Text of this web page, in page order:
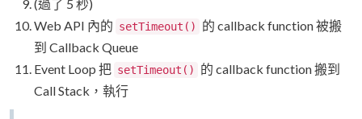
(過了 5 秒)
Web API 內的 setTimeout()
的 callback function 被搬
到 Callback Queue
Event Loop 把 setTimeout()
的 callback function 搬到
Call Stack，執行